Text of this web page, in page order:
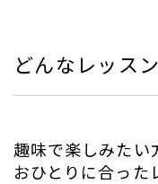
どんなレッス
趣味で楽しみたい
おひとりに合った